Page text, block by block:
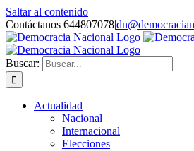
Saltar al contenido
Contáctanos 644807078|
Buscar:
Actualidad
Nacional
Internacional
Elecciones